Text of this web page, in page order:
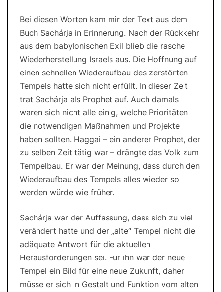
Bei diesen Worten kam mir der Text aus dem
Buch Sachárja in Erinnerung. Nach der Rückkehr
aus dem babylonischen Exil blieb die rasche
Wiederherstellung Israels aus. Die Hoffnung auf
einen schnellen Wiederaufbau des zerstörten
Tempels hatte sich nicht erfüllt. In dieser Zeit
trat Sachárja als Prophet auf. Auch damals
waren sich nicht alle einig, welche Prioritäten
die notwendigen Maßnahmen und Projekte
haben sollten. Haggai – ein anderer Prophet, der
zu selben Zeit tätig war – drängte das Volk zum
Tempelbau. Er war der Meinung, dass durch den
Wiederaufbau des Tempels alles wieder so
werden würde wie früher.
Sachárja war der Auffassung, dass sich zu viel
verändert hatte und der „alte“ Tempel nicht die
adäquate Antwort für die aktuellen
Herausforderungen sei. Für ihn war der neue
Tempel ein Bild für eine neue Zukunft, daher
müsse er sich in Gestalt und Funktion vom alten